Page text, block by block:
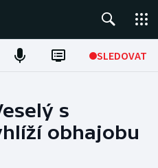
SLEDOVAT
s
obhajobu